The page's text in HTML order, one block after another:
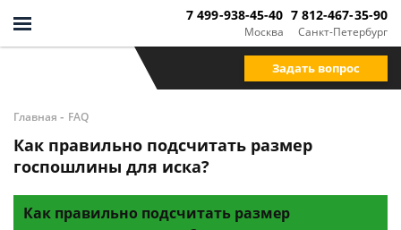
Москва
7 499-938-45-40
Санкт-Петербург
7 812-467-35-90
Задать вопрос
Главная - FAQ
Как правильно подсчитать размер
госпошлины для иска?
Как правильно подсчитать размер